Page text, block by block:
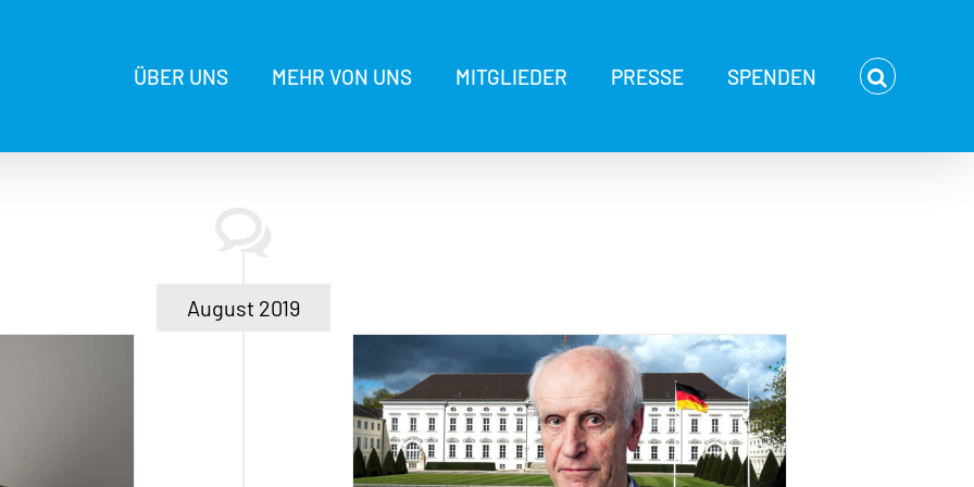
ÜBER UNS MEHR VON UNS MITGLIEDER PRESSE SPENDEN
August 2019